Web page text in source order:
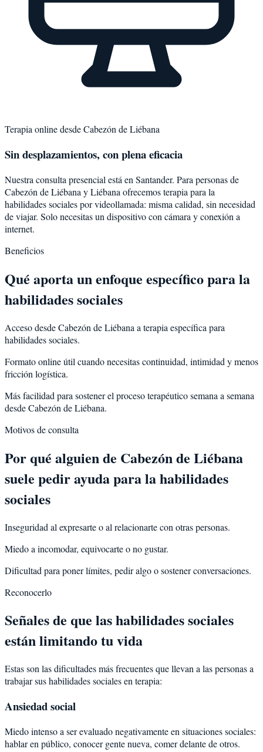
Terapia online desdeCabezón de Liébana
Sin desplazamientos, con plena eficacia
Nuestra consulta presencial está en Santander. Para personas de
Cabezón de Liébana yLiébana ofrecemos terapia para la
habilidades socialespor videollamada: misma calidad, sin necesidad
de viajar. Solo necesitas un dispositivo con cámara y conexión a
internet.
Beneficios
Qué aporta un enfoque específico para la
habilidades sociales
Acceso desde Cabezón de Liébana a terapia específica para
habilidades sociales.
Formato online útil cuando necesitas continuidad, intimidad y menos
fricción logística.
Más facilidad para sostener el proceso terapéutico semana a semana
desde Cabezón de Liébana.
Motivos de consulta
Por qué alguien de Cabezón de Liébana
suele pedir ayuda para lahabilidades
sociales
Inseguridad al expresarte o al relacionarte con otras personas.
Miedo a incomodar, equivocarte o no gustar.
Dificultad para poner límites, pedir algo o sostener conversaciones.
Reconocerlo
Señales de que las habilidades sociales
están limitando tu vida
Estas son las dificultades más frecuentes que llevan a las personas a
trabajar sus habilidades sociales en terapia:
Ansiedad social
Miedo intenso a ser evaluado negativamente en situaciones sociales:
hablar en público, conocer gente nueva, comer delante de otros.